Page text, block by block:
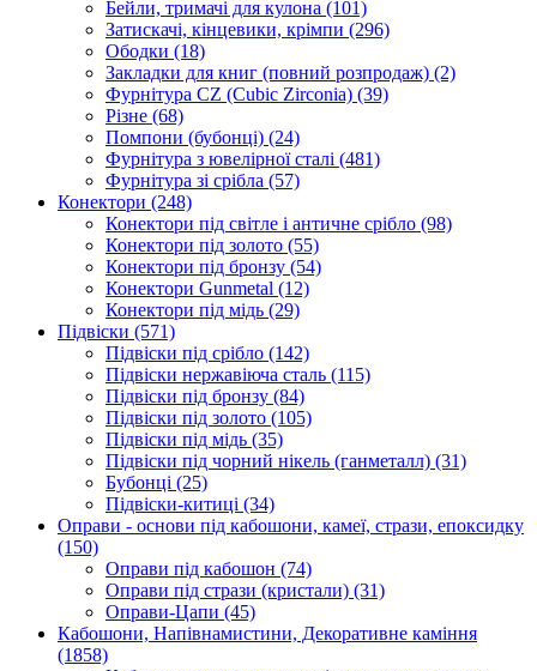
Бейли, тримачі для кулона (101)
Затискачі, кінцевики, крімпи (296)
Ободки (18)
Закладки для книг (повний розпродаж) (2)
Фурнітура CZ (Cubic Zirconia) (39)
Різне (68)
Помпони (бубонці) (24)
Фурнітура з ювелірної сталі (481)
Фурнітура зі срібла (57)
Конектори (248)
Конектори під світле і античне срібло (98)
Конектори під золото (55)
Конектори під бронзу (54)
Конектори Gunmetal (12)
Конектори під мідь (29)
Підвіски (571)
Підвіски під срібло (142)
Підвіски нержавіюча сталь (115)
Підвіски під бронзу (84)
Підвіски під золото (105)
Підвіски під мідь (35)
Підвіски під чорний нікель (ганметалл) (31)
Бубонці (25)
Підвіски-китиці (34)
Оправи - основи під кабошони, камеї, стрази, епоксидку
(150)
Оправи під кабошон (74)
Оправи під стрази (кристали) (31)
Оправи-Цапи (45)
Кабошони, Напівнамистини, Декоративне каміння
(1858)